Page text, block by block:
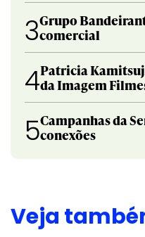
3Grupo
comercial
4Patricia
da Imagem
5Campanhas da
conexões
Veja